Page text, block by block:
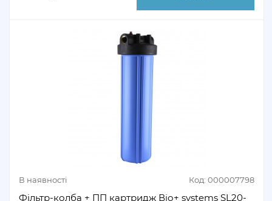
В наявності Код: 000007798
Фільтр-колба + ПП картридж Віо+ systems SL20-